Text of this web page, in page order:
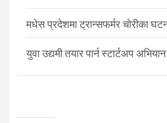
मधेस प्रदेशमा ट्रान्सफर्मर चोरीका
युवा उद्यमी तयार पार्न स्टार्टअप